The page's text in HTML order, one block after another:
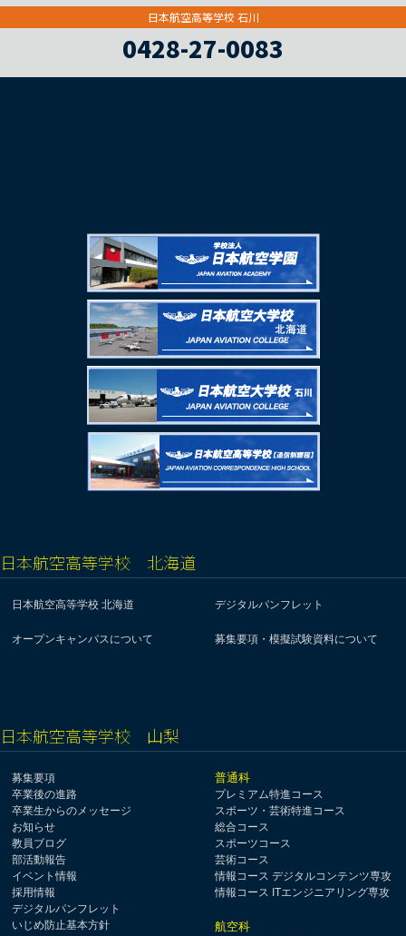
日本航空高等学校 石川
0428-27-0083
日本航空高等学校 北海道
日本航空高等学校 北海道 デジタルパンフレット
オープンキャンパスについて 募集要項・模擬試験資料について
日本航空高等学校 山梨
募集要項
卒業後の進路
卒業生からのメッセージ
お知らせ
教員ブログ
部活動報告
イベント情報
採用情報
デジタルパンフレット
いじめ防止基本方針
普通科
プレミアム特進コース
スポーツ・芸術特進コース
総合コース
スポーツコース
芸術コース
情報コース デジタルコンテンツ専攻
情報コース ITエンジニアリング専攻
航空科